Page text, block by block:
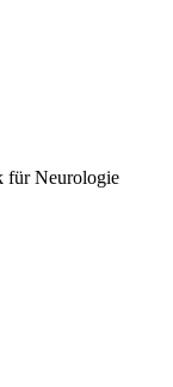
für Neurologie